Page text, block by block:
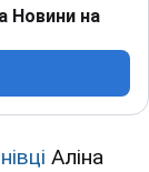
Новини на
Аліна